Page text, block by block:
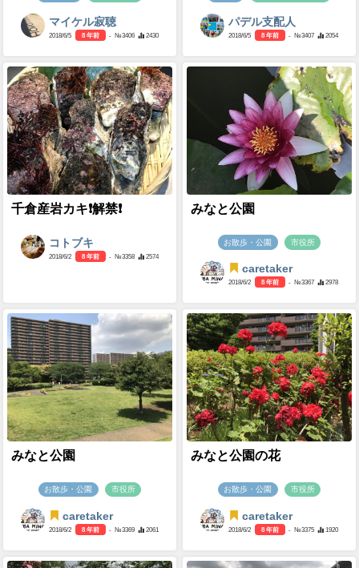
マイケル寂聴
2018/6/5 8 年前 - №3406 2430
パデル支配人
2018/6/5 8 年前 - №3407 2054
千倉産岩カキ❗️解禁❗️
コトブキ
2018/6/2 8 年前 - №3358 2574
みなと公園
お散歩・公園 市役所
caretaker
2018/6/2 8 年前 - №3367 2978
みなと公園
お散歩・公園 市役所
caretaker
2018/6/2 8 年前 - №3369 2061
みなと公園の花
お散歩・公園 市役所
caretaker
2018/6/2 8 年前 - №3375 1920